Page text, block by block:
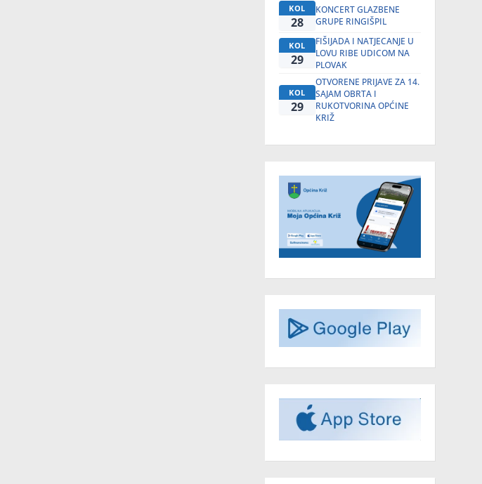
KOL
28
KONCERT GLAZBENE
GRUPE RINGIŠPIL
KOL
29
FIŠIJADA I NATJECANJE U
LOVU RIBE UDICOM NA
PLOVAK
KOL
29
OTVORENE PRIJAVE ZA 14.
SAJAM OBRTA I
RUKOTVORINA OPĆINE
KRIŽ